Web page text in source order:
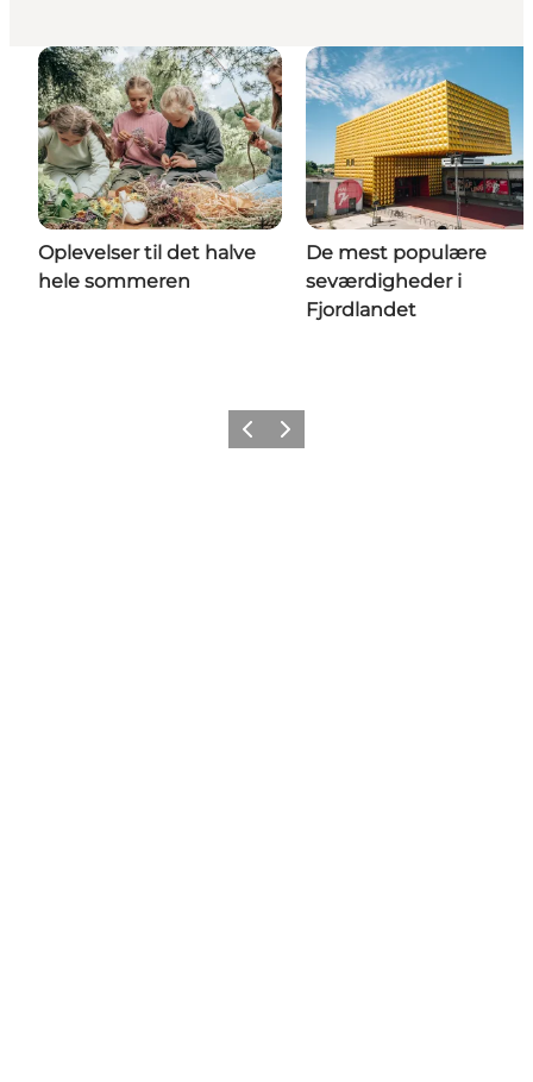
Oplevelser til det halve
hele sommeren
De mest populære
seværdigheder i
Fjordlandet
Forrige billede
Næste billede